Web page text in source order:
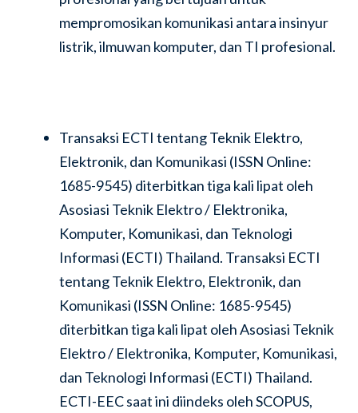
mempromosikan komunikasi antara insinyur
listrik, ilmuwan komputer, dan TI profesional.
Transaksi ECTI tentang Teknik Elektro,
Elektronik, dan Komunikasi (ISSN Online:
1685-9545) diterbitkan tiga kali lipat oleh
Asosiasi Teknik Elektro / Elektronika,
Komputer, Komunikasi, dan Teknologi
Informasi (ECTI) Thailand. Transaksi ECTI
tentang Teknik Elektro, Elektronik, dan
Komunikasi (ISSN Online: 1685-9545)
diterbitkan tiga kali lipat oleh Asosiasi Teknik
Elektro / Elektronika, Komputer, Komunikasi,
dan Teknologi Informasi (ECTI) Thailand.
ECTI-EEC saat ini diindeks oleh SCOPUS,